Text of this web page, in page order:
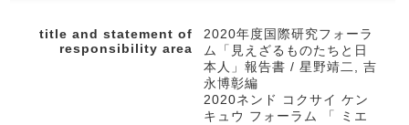
title and statement of
responsibility area
2020年度国際研究フォーラ
ム「見えざるものたちと日
本人」報告書 / 星野靖二, 吉
永博彰編
2020ネンド コクサイ ケン
キュウ フォーラム 「 ミエ